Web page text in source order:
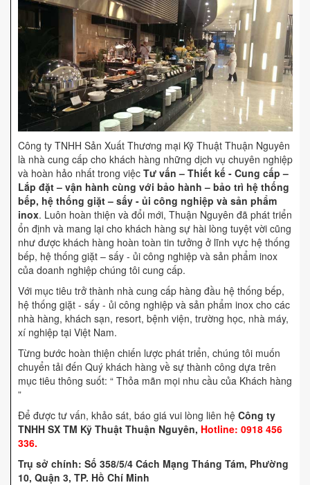
Công ty TNHH Sản Xuất Thương mại Kỹ Thuật Thuận Nguyên
là nhà cung cấp cho khách hàng những dịch vụ chuyên nghiệp
và hoàn hảo nhất trong việc Tư vấn – Thiết kế - Cung cấp –
Lắp đặt – vận hành cùng với bảo hành – bảo trì hệ thống
bếp, hệ thống giặt – sấy - ủi công nghiệp và sản phẩm
inox. Luôn hoàn thiện và đổi mới, Thuận Nguyên đã phát triển
ổn định và mang lại cho khách hàng sự hài lòng tuyệt vời cũng
như được khách hàng hoàn toàn tin tưởng ở lĩnh vực hệ thống
bếp, hệ thống giặt – sấy - ủi công nghiệp và sản phẩm inox
của doanh nghiệp chúng tôi cung cấp.
Với mục tiêu trở thành nhà cung cấp hàng đầu hệ thống bếp,
hệ thống giặt - sấy - ủi công nghiệp và sản phẩm inox cho các
nhà hàng, khách sạn, resort, bệnh viện, trường học, nhà máy,
xí nghiệp tại Việt Nam.
Từng bước hoàn thiện chiến lược phát triển, chúng tôi muốn
chuyển tải đến Quý khách hàng về sự thành công dựa trên
mục tiêu thông suốt: “ Thỏa mãn mọi nhu cầu của Khách hàng
”
Để được tư vấn, khảo sát, báo giá vui lòng liên hệ Công ty
TNHH SX TM Kỹ Thuật Thuận Nguyên, Hotline: 0918 456
336.
Trụ sở chính: Số 358/5/4 Cách Mạng Tháng Tám, Phường
10, Quận 3, TP. Hồ Chí Minh